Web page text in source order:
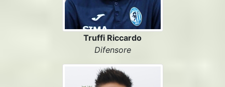
Truffi Riccardo
Difensore